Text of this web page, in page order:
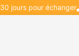
30 jours pour échanger